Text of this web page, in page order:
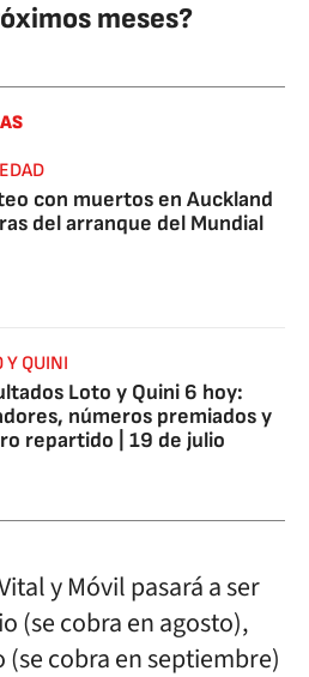
meses?
con muertos en Auckland
del arranque del Mundial
Y QUINI
Loto y Quini 6 hoy:
números premiados y
repartido | 19 de julio
y Móvil pasará a ser
(se cobra en agosto),
(se cobra en septiembre)